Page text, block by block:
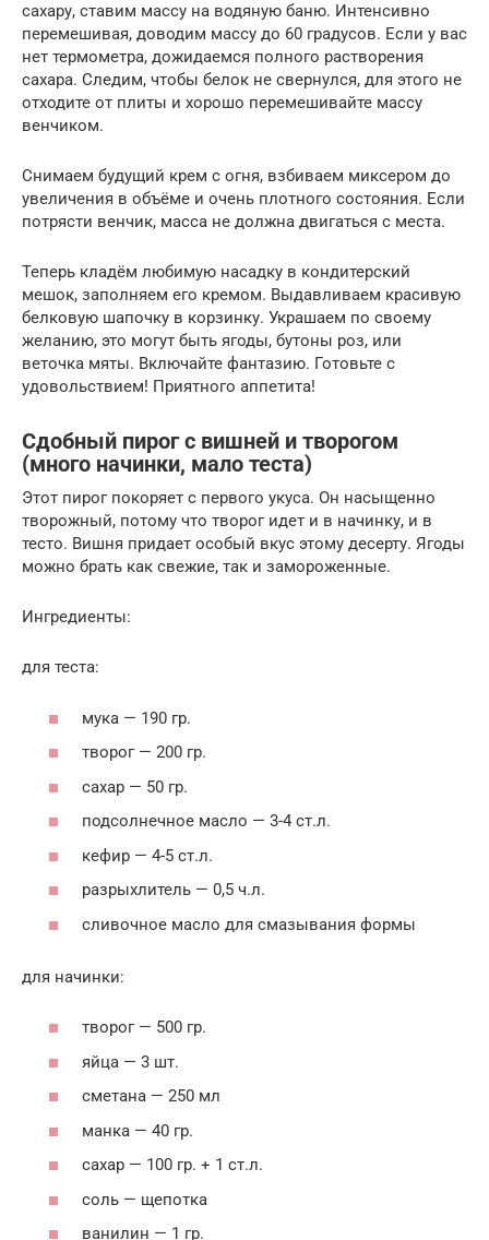
сахару, ставим массу на водяную баню. Интенсивно
перемешивая, доводим массу до 60 градусов. Если у вас
нет термометра, дожидаемся полного растворения
сахара. Следим, чтобы белок не свернулся, для этого не
отходите от плиты и хорошо перемешивайте массу
венчиком.
Снимаем будущий крем с огня, взбиваем миксером до
увеличения в объёме и очень плотного состояния. Если
потрясти венчик, масса не должна двигаться с места.
Теперь кладём любимую насадку в кондитерский
мешок, заполняем его кремом. Выдавливаем красивую
белковую шапочку в корзинку. Украшаем по своему
желанию, это могут быть ягоды, бутоны роз, или
веточка мяты. Включайте фантазию. Готовьте с
удовольствием! Приятного аппетита!
Сдобный пирог с вишней и творогом
(много начинки, мало теста)
Этот пирог покоряет с первого укуса. Он насыщенно
творожный, потому что творог идет и в начинку, и в
тесто. Вишня придает особый вкус этому десерту. Ягоды
можно брать как свежие, так и замороженные.
Ингредиенты:
для теста:
мука — 190 гр.
творог — 200 гр.
сахар — 50 гр.
подсолнечное масло — 3-4 ст.л.
кефир — 4-5 ст.л.
разрыхлитель — 0,5 ч.л.
сливочное масло для смазывания формы
для начинки:
творог — 500 гр.
яйца — 3 шт.
сметана — 250 мл
манка — 40 гр.
сахар — 100 гр. + 1 ст.л.
соль — щепотка
ванилин — 1 гр.